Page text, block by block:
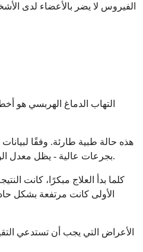
الفيروس لا يضر بالأعضاء لدى
بجرعات عالية - يظل معدل الوفيات بين 10 إلى 20 بالمائة، ويعاني جزء كبير من الناجين من آثار عصبية دائمة بما في ذلك مشاكل الذاكرة، وتغيرات الشخصية، واضطرابات النوبات، وصعوبة الكلام أو الحركة.
الأعراض التي يجب أن تستدعي